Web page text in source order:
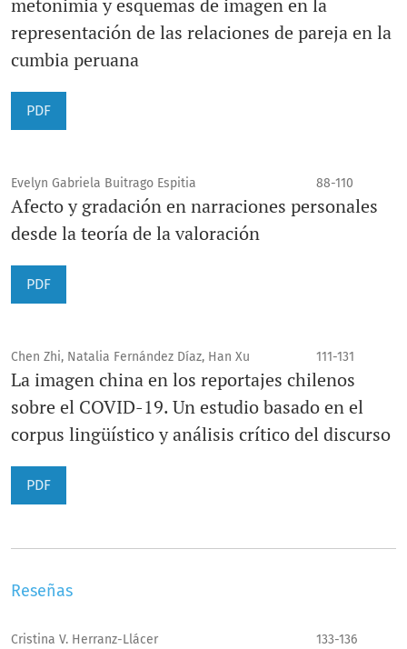
metonimia y esquemas de imagen en la
representación de las relaciones de pareja en la
cumbia peruana
PDF
Evelyn Gabriela Buitrago Espitia 88-110
Afecto y gradación en narraciones personales
desde la teoría de la valoración
PDF
Chen Zhi, Natalia Fernández Díaz, Han Xu 111-131
La imagen china en los reportajes chilenos
sobre el COVID-19. Un estudio basado en el
corpus lingüístico y análisis crítico del discurso
PDF
Reseñas
Cristina V. Herranz-Llácer 133-136